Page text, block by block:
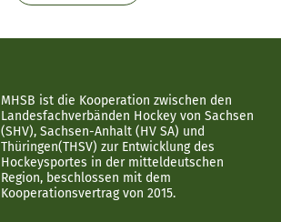
MHSB ist die Kooperation zwischen den
Landesfachverbänden Hockey von Sachsen
(SHV), Sachsen-Anhalt (HV SA) und
Thüringen(THSV) zur Entwicklung des
Hockeysportes in der mitteldeutschen
Region, beschlossen mit dem
Kooperationsvertrag von 2015.